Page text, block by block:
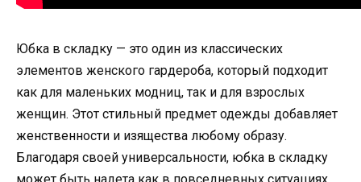
Юбка в складку — это один из классических
элементов женского гардероба, который подходит
как для маленьких модниц, так и для взрослых
женщин. Этот стильный предмет одежды добавляет
женственности и изящества любому образу.
Благодаря своей универсальности, юбка в складку
может быть надета как в повседневных ситуациях,